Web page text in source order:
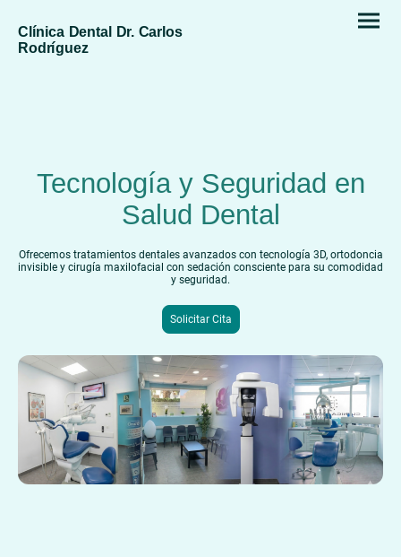
Clínica Dental Dr. Carlos
Rodríguez
Tecnología y Seguridad en
Salud Dental
Ofrecemos tratamientos dentales avanzados con tecnología 3D, ortodoncia
invisible y cirugía maxilofacial con sedación consciente para su comodidad
y seguridad.
Solicitar Cita